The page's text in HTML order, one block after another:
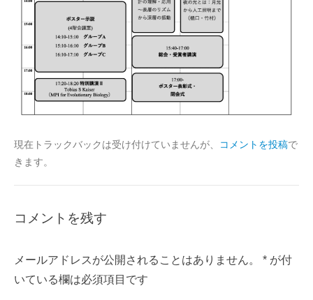
現在トラックバックは受け付けていませんが、 コメントを投稿で
きます。
コメントを残す
メールアドレスが公開されることはありません。 * が付
いている欄は必須項目です